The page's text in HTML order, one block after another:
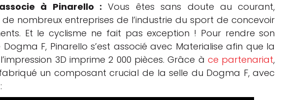
à Pinarello : Vous êtes sans doute au courant,
de nombreux entreprises de l’industrie du sport de concevoir
Et le cyclisme ne fait pas exception ! Pour rendre son
F, Pinarello s’est associé avec Materialise afin que la
3D imprime 2 000 pièces. Grâce àce partenariat,
un composant crucial de la selle du Dogma F, avec